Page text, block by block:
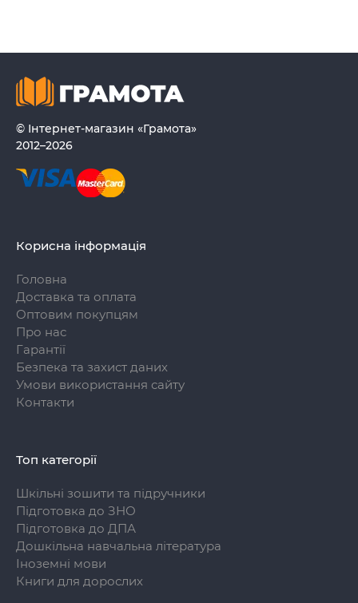
© Інтернет-магазин «Грамота»
2012–2026
Корисна інформація
Головна
Доставка та оплата
Оптовим покупцям
Про нас
Гарантії
Безпека та захист даних
Умови використання сайту
Контакти
Топ категорії
Шкільні зошити та підручники
Підготовка до ЗНО
Підготовка до ДПА
Дошкільна навчальна література
Іноземні мови
Книги для дорослих